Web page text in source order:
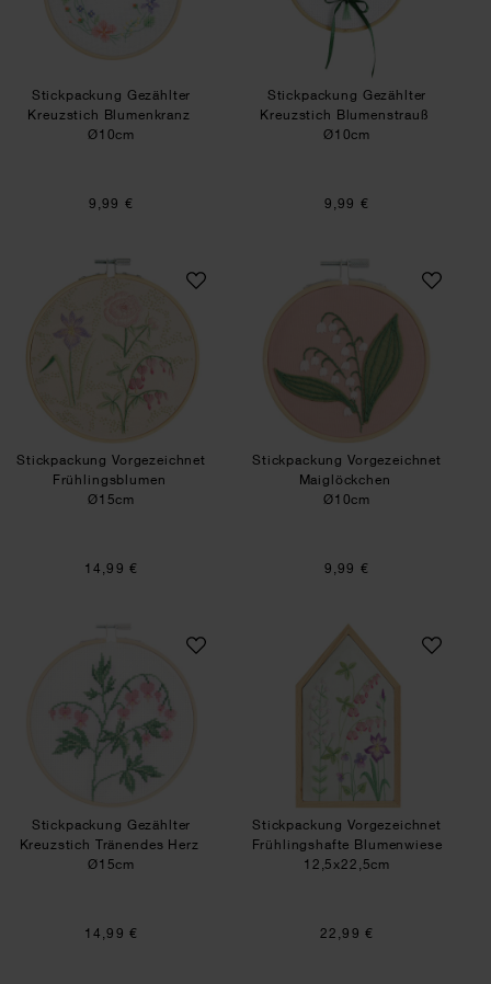
Stickpackung Gezählter
Kreuzstich Blumenkranz
Ø10cm
9,99 €
Stickpackung Gezählter
Kreuzstich Blumenstrauß
Ø10cm
9,99 €
Stickpackung Vorgezeichnet Frühlingsblumen
Stickpackung Vorgezeichnet
Frühlingsblumen
Ø15cm
14,99 €
Stickpackung
Stickpackung Vorgezeichnet
Maiglöckchen
Ø10cm
9,99 €
Stickpackung Gezählter Kreuzstich Tränendes
Stickpackung Gezählter
Kreuzstich Tränendes Herz
Ø15cm
14,99 €
Stickpackung
Stickpackung Vorgezeichnet
Frühlingshafte Blumenwiese
12,5x22,5cm
22,99 €